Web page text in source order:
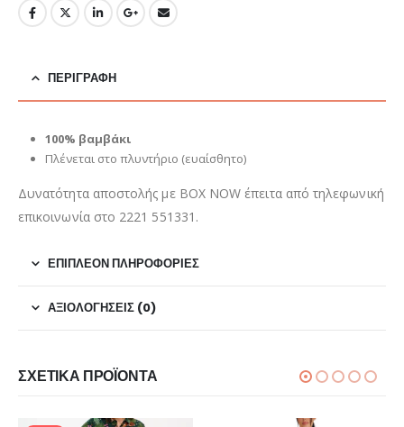
ΠΕΡΙΓΡΑΦΉ
100% βαμβάκι
Πλένεται στο πλυντήριο (ευαίσθητο)
Δυνατότητα αποστολής με BOX NOW έπειτα από τηλεφωνική
επικοινωνία στο 2221 551331.
ΕΠΙΠΛΈΟΝ ΠΛΗΡΟΦΟΡΊΕΣ
ΑΞΙΟΛΟΓΉΣΕΙΣ (0)
ΣΧΕΤΙΚΆ ΠΡΟΪΌΝΤΑ